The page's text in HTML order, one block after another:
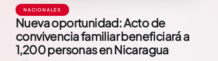
NACIONALES
Nueva oportunidad: Acto de
convivencia familiar beneficiará a
1,200 personas en Nicaragua